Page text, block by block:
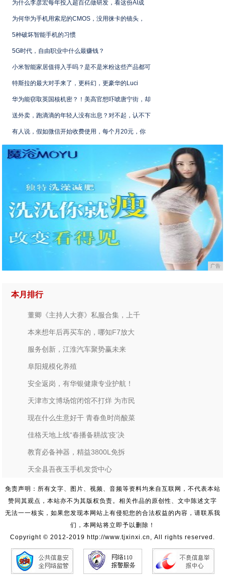
为什么李彦宏每年投入超百亿做研发，看这份AI成
为何华为手机用索尼的CMOS，没用徕卡的镜头，
5种破坏智能手机的习惯
5G时代，自由职业中什么最赚钱？
小米智能家居值得入手吗？是不是米粉这些产品都可
特斯拉的最大对手来了，更科幻，更豪华的Luci
华为能窃取英国核机密？！美高官想吓唬唐宁街，却
送外卖，跑滴滴的年轻人没有出息？对不起，认不下
有人说，假如微信开始收费使用，每个月20元，你
广告
本月排行
董卿《主持人大赛》私服合集，上千
本来想年后再买车的，哪知F7放大
服务创新，江淮汽车聚势赢未来
阜阳规模化养殖
安全返岗，有华银健康专业护航！
天津市文博场馆闭馆不打烊 为市民
现在什么生意好干 青春鱼时尚酸菜
佳格天地上线“春播备耕战‘疫’决
教育必备神器，精益3800L免拆
天全县吾夜玉手机发货中心
免责声明：所有文字、图片、视频、音频等资料均来自互联网，不代表本站
赞同其观点，本站亦不为其版权负责。相关作品的原创性、文中陈述文字
无法一一核实，如果您发现本网站上有侵犯您的合法权益的内容，请联系我
们，本网站将立即予以删除！
Copyright © 2012-2019 http://www.tjxinxi.cn, All rights reserved.